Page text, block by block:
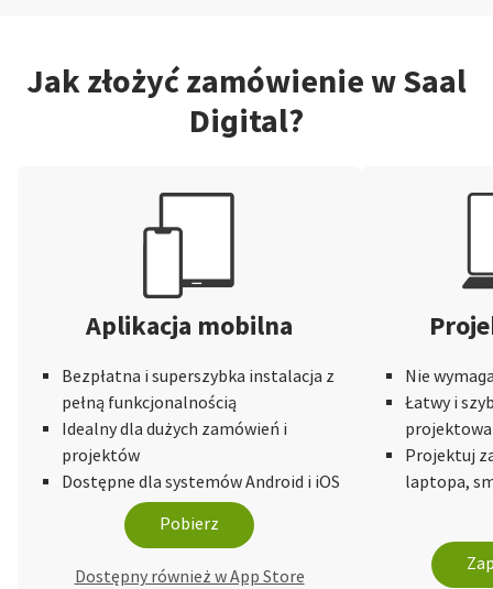
Jak złożyć zamówienie w Saal
Digital?
Aplikacja mobilna
Bezpłatna i superszybka instalacja z
pełną funkcjonalnością
Idealny dla dużych zamówień i
projektów
Dostępne dla systemów Android i iOS
Pobierz
Dostępny również w App Store
Nie
Łatwy i
Projektuj
laptopa,